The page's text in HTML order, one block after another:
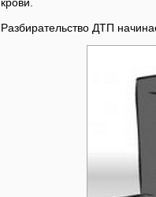
Разбирательство ДТП